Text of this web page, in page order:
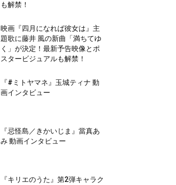
も解禁！
映画『四月になれば彼女は』主
題歌に藤井 風の新曲「満ちてゆ
く」が決定！最新予告映像とポ
スタービジュアルも解禁！
『#ミトヤマネ』玉城ティナ 動
画インタビュー
『忌怪島／きかいじま』當真あ
み 動画インタビュー
『キリエのうた』第2弾キャラク